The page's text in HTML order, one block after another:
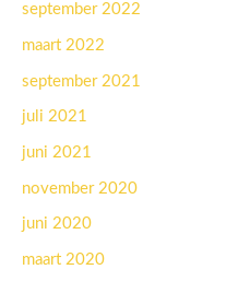
september 2022
maart 2022
september 2021
juli 2021
juni 2021
november 2020
juni 2020
maart 2020